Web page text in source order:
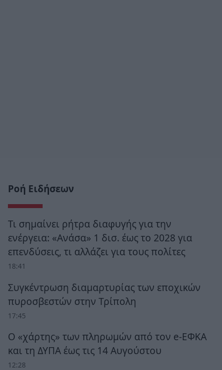
Ροή Ειδήσεων
Τι σημαίνει ρήτρα διαφυγής για την
ενέργεια: «Ανάσα» 1 δισ. έως το 2028 για
επενδύσεις, τι αλλάζει για τους πολίτες
18:41
Συγκέντρωση διαμαρτυρίας των εποχικών
πυροσβεστών στην Τρίπολη
17:45
Ο «χάρτης» των πληρωμών από τον e-ΕΦΚΑ
και τη ΔΥΠΑ έως τις 14 Αυγούστου
12:28